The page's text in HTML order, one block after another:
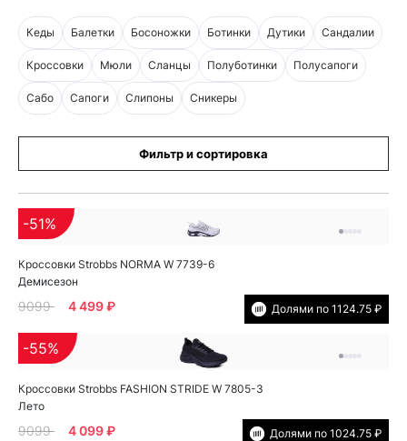
Кеды Балетки Босоножки Ботинки Дутики Сандалии
Кроссовки Мюли Сланцы Полуботинки Полусапоги
Сабо Сапоги Слипоны Сникеры
Фильтр и сортировка
Кроссовки Strobbs NORMA W 7739-6
Демисезон
-51%
9099 4 499 ₽ Долями по 1124.75 ₽
Кроссовки Strobbs FASHION STRIDE W 7805-3
Лето
-55%
9099 4 099 ₽ Долями по 1024.75 ₽